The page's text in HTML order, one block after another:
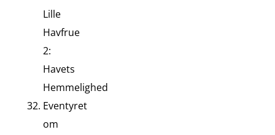
Lille
Havfrue
2:
Havets
Hemmelighed
Eventyret
om